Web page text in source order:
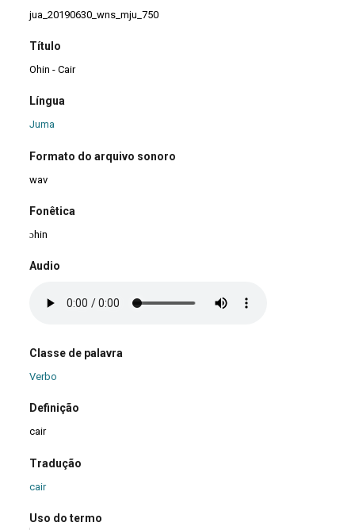
jua_20190630_wns_mju_750
Título
Ohin - Cair
Língua
Juma
Formato do arquivo sonoro
wav
Fonêtica
ɔhin
Audio
Classe de palavra
Verbo
Definição
cair
Tradução
cair
Uso do termo